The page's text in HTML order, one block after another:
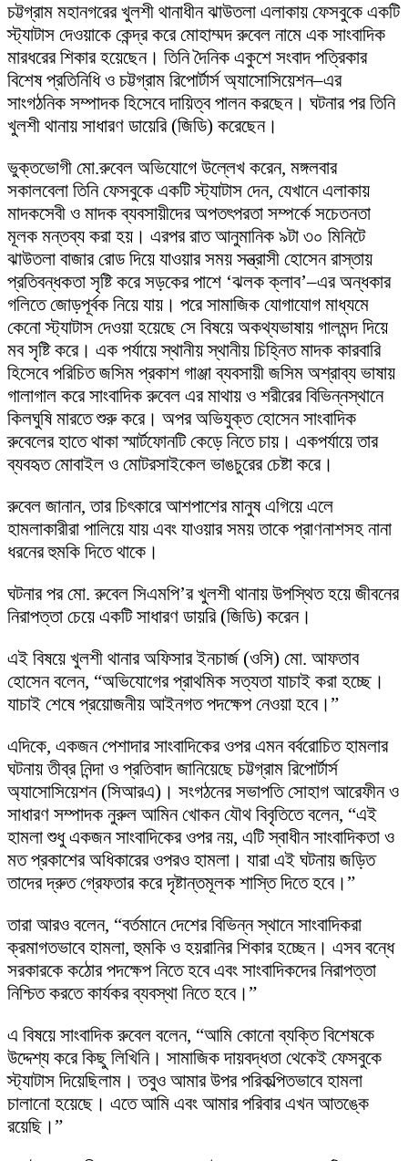
চট্টগ্রাম মহানগরের খুলশী থানাধীন ঝাউতলা এলাকায় ফেসবুকে একটি
স্ট্যাটাস দেওয়াকে কেন্দ্র করে মোহাম্মদ রুবেল নামে এক সাংবাদিক
মারধরের শিকার হয়েছেন। তিনি দৈনিক একুশে সংবাদ পত্রিকার
বিশেষ প্রতিনিধি ও চট্টগ্রাম রিপোর্টার্স অ্যাসোসিয়েশন–এর
সাংগঠনিক সম্পাদক হিসেবে দায়িত্ব পালন করছেন। ঘটনার পর তিনি
খুলশী থানায় সাধারণ ডায়েরি (জিডি) করেছেন।
ভুক্তভোগী মো.রুবেল অভিযোগে উল্লেখ করেন, মঙ্গলবার
সকালবেলা তিনি ফেসবুকে একটি স্ট্যাটাস দেন, যেখানে এলাকায়
মাদকসেবী ও মাদক ব্যবসায়ীদের অপতৎপরতা সম্পর্কে সচেতনতা
মূলক মন্তব্য করা হয়। এরপর রাত আনুমানিক ৯টা ৩০ মিনিটে
ঝাউতলা বাজার রোড দিয়ে যাওয়ার সময় সন্ত্রাসী হোসেন রাস্তায়
প্রতিবন্ধকতা সৃষ্টি করে সড়কের পাশে ‘ঝলক ক্লাব’–এর অন্ধকার
গলিতে জোড়পূর্বক নিয়ে যায়। পরে সামাজিক যোগাযোগ মাধ্যমে
কেনো স্ট্যাটাস দেওয়া হয়েছে সে বিষয়ে অকথ্যভাষায় গালমন্দ দিয়ে
মব সৃষ্টি করে। এক পর্যায়ে স্থানীয় স্থানীয় চিহ্নিত মাদক কারবারি
হিসেবে পরিচিত জসিম প্রকাশ গাঞ্জা ব্যবসায়ী জসিম অশ্রাব্য ভাষায়
গালাগাল করে সাংবাদিক রুবেল এর মাথায় ও শরীরের বিভিন্নস্থানে
কিলঘুষি মারতে শুরু করে। অপর অভিযুক্ত হোসেন সাংবাদিক
রুবেলের হাতে থাকা স্মার্টফোনটি কেড়ে নিতে চায়। একপর্যায়ে তার
ব্যবহৃত মোবাইল ও মোটরসাইকেল ভাঙচুরের চেষ্টা করে।
রুবেল জানান, তার চিৎকারে আশপাশের মানুষ এগিয়ে এলে
হামলাকারীরা পালিয়ে যায় এবং যাওয়ার সময় তাকে প্রাণনাশসহ নানা
ধরনের হুমকি দিতে থাকে।
ঘটনার পর মো. রুবেল সিএমপি’র ‍খুলশী থানায় উপস্থিত হয়ে জীবনের
নিরাপত্তা চেয়ে একটি সাধারণ ডায়রি (জিডি) করেন।
এই বিষয়ে খুলশী থানার অফিসার ইনচার্জ (ওসি) মো. আফতাব
হোসেন বলেন, “অভিযোগের প্রাথমিক সত্যতা যাচাই করা হচ্ছে।
যাচাই শেষে প্রয়োজনীয় আইনগত পদক্ষেপ নেওয়া হবে।”
এদিকে, একজন পেশাদার সাংবাদিকের ওপর এমন বর্বরোচিত হামলার
ঘটনায় তীব্র নিন্দা ও প্রতিবাদ জানিয়েছে চট্টগ্রাম রিপোর্টার্স
অ্যাসোসিয়েশন (সিআরএ)। সংগঠনের সভাপতি সোহাগ আরেফীন ও
সাধারণ সম্পাদক নুরুল আমিন খোকন যৌথ বিবৃতিতে বলেন, “এই
হামলা শুধু একজন সাংবাদিকের ওপর নয়, এটি স্বাধীন সাংবাদিকতা ও
মত প্রকাশের অধিকারের ওপরও হামলা। যারা এই ঘটনায় জড়িত
তাদের দ্রুত গ্রেফতার করে দৃষ্টান্তমূলক শাস্তি দিতে হবে।”
তারা আরও বলেন, “বর্তমানে দেশের বিভিন্ন স্থানে সাংবাদিকরা
ক্রমাগতভাবে হামলা, হুমকি ও হয়রানির শিকার হচ্ছেন। এসব বন্ধে
সরকারকে কঠোর পদক্ষেপ নিতে হবে এবং সাংবাদিকদের নিরাপত্তা
নিশ্চিত করতে কার্যকর ব্যবস্থা নিতে হবে।”
এ বিষয়ে সাংবাদিক রুবেল বলেন, “আমি কোনো ব্যক্তি বিশেষকে
উদ্দেশ্য করে কিছু লিখিনি। সামাজিক দায়বদ্ধতা থেকেই ফেসবুকে
স্ট্যাটাস দিয়েছিলাম। তবুও আমার উপর পরিকল্পিতভাবে হামলা
চালানো হয়েছে। এতে আমি এবং আমার পরিবার এখন আতঙ্কে
রয়েছি।”